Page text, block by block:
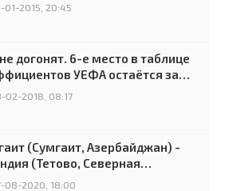
01-2015, 20:45
догонят. 6-е место в таблице
УЕФА остаётся за
02-2018, 08:17
(Сумгаит, Азербайджан) -
(Тетово, Северная
- 0:2 (0:0)
08-2020, 18:00